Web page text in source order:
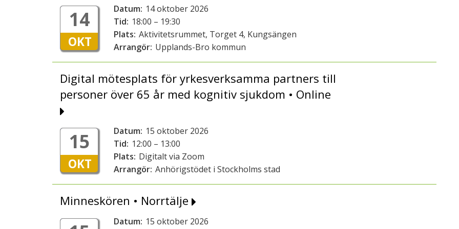
14
OKT
Datum: 14 oktober 2026
Tid: 18:00 – 19:30
Plats: Aktivitetsrummet, Torget 4, Kungsängen
Arrangör: Upplands-Bro kommun
Digital mötesplats för yrkesverksamma partners till
personer över 65 år med kognitiv sjukdom • Online
15
OKT
Datum: 15 oktober 2026
Tid: 12:00 – 13:00
Plats: Digitalt via Zoom
Arrangör: Anhörigstödet i Stockholms stad
Minneskören • Norrtälje
Datum: 15 oktober 2026